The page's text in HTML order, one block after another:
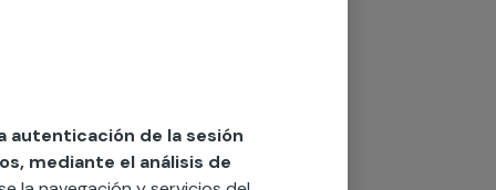
autenticación de la sesión
mediante el análisis de